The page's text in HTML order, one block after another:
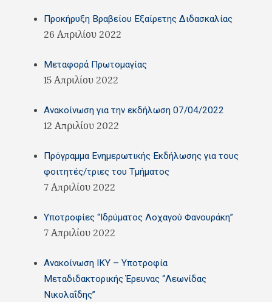
Προκήρυξη Βραβείου Εξαίρετης Διδασκαλίας
26 Απριλίου 2022
Μεταφορά Πρωτομαγίας
15 Απριλίου 2022
Ανακοίνωση για την εκδήλωση 07/04/2022
12 Απριλίου 2022
Πρόγραμμα Ενημερωτικής Εκδήλωσης για τους
φοιτητές/τριες του Τμήματος
7 Απριλίου 2022
Υποτροφίες “Ιδρύματος Λοχαγού Φανουράκη”
7 Απριλίου 2022
Ανακοίνωση ΙΚΥ – Υποτροφία
Μεταδιδακτορικής Έρευνας “Λεωνίδας
Νικολαΐδης”